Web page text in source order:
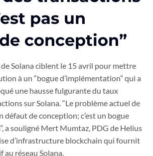
pas un
conception”
Solana ciblent le 15 avril pour mettre
à un “bogue d’implémentation” qui a
une hausse fulgurante du taux
sur Solana. “Le problème actuel de
défaut de conception; c’est un bogue
a souligné Mert Mumtaz, PDG de Helius
d’infrastructure blockchain qui fournit
au réseau Solana.